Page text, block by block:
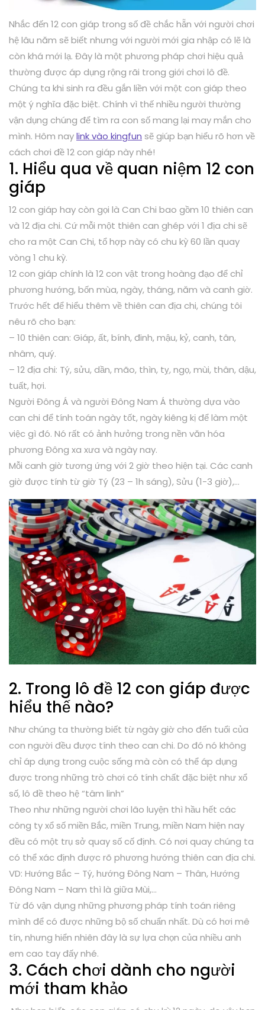
Nhắc đến 12 con giáp trong số đề chắc hẵn với người chơi
hệ lâu năm sẽ biết nhưng với người mới gia nhập có lẽ là
còn khá mới lạ. Đây là một phương pháp chơi hiệu quả
thường được áp dụng rộng rãi trong giới chơi lô đề.
Chúng ta khi sinh ra đều gắn liền với một con giáp theo
một ý nghĩa đặc biệt. Chính vì thế nhiều người thường
vận dụng chúng để tìm ra con số mang lại may mắn cho
mình. Hôm naylink vào kingfun sẽ giúp bạn hiểu rõ hơn về
cách chơi đề 12 con giáp này nhé!
1. Hiểu qua về quan niệm 12 con
giáp
12 con giáp hay còn gọi là Can Chi bao gồm 10 thiên can
và 12 địa chi. Cứ mỗi một thiên can ghép với 1 địa chi sẽ
cho ra một Can Chi, tổ hợp này có chu kỳ 60 lần quay
vòng 1 chu kỳ.
12 con giáp chính là 12 con vật trong hoàng đạo để chỉ
phương hướng, bốn mùa, ngày, tháng, năm và canh giờ.
Trước hết để hiểu thêm về thiên can địa chi, chúng tôi
nêu rõ cho bạn:
– 10 thiên can: Giáp, ất, bính, đinh, mậu, kỷ, canh, tân,
nhâm, quý.
– 12 địa chi: Tý, sửu, dần, mão, thìn, tỵ, ngọ, mùi, thân, dậu,
tuất, hợi.
Người Đông Á và người Đông Nam Á thường dựa vào
can chi để tính toán ngày tốt, ngày kiêng kị để làm một
việc gì đó. Nó rất có ảnh hưởng trong nền văn hóa
phương Đông xa xưa và ngày nay.
Mỗi canh giờ tương ứng với 2 giờ theo hiện tại. Các canh
giờ được tính từ giờ Tý (23 – 1h sáng), Sửu (1-3 giờ),…
2. Trong lô đề 12 con giáp được
hiểu thế nào?
Như chúng ta thường biết từ ngày giờ cho đến tuổi của
con người đều được tính theo can chi. Do đó nó không
chỉ áp dụng trong cuộc sống mà còn có thể áp dụng
được trong những trò chơi có tính chất đặc biệt như xổ
số, lô đề theo hệ “tâm linh”
Theo như những người chơi lão luyện thì hầu hết các
công ty xổ số miền Bắc, miền Trung, miền Nam hiện nay
đều có một trụ sở quay số cố định. Có nơi quay chúng ta
có thể xác định được rõ phương hướng thiên can địa chi.
VD: Hướng Bắc – Tý, hướng Đông Nam – Thân, Hướng
Đông Nam – Nam thì là giữa Mùi,…
Từ đó vận dụng những phương pháp tính toán riêng
mình để có được những bộ số chuẩn nhất. Dù có hơi mê
tín, nhưng hiển nhiên đây là sự lựa chọn của nhiều anh
em cao tay đấy nhé.
3. Cách chơi dành cho người
mới tham khảo